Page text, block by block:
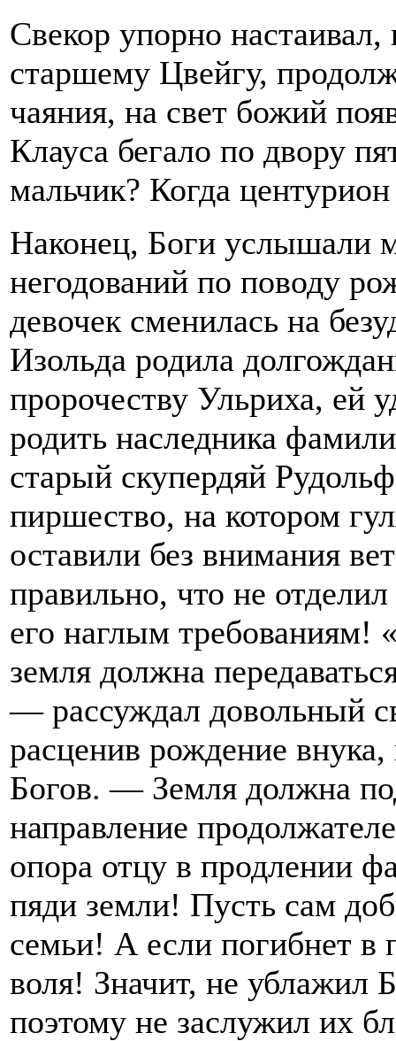
Свекор упорно
старшему Цвейгу,
чаяния, на свет божий
Клауса бегало по двору
мальчик? Когда
Наконец, Боги услышали
негодований по поводу
девочек сменилась на
Изольда родила
пророчеству Ульриха, ей
родить наследника
старый скупердяй
пиршество, на котором
оставили без внимания
правильно, что не
его наглым требованиям!
земля должна
— рассуждал довольный
расценив рождение
Богов. — Земля должна
направление
опора отцу в продлении
пяди земли! Пусть сам
семьи! А если погибнет
воля! Значит, не ублажил
поэтому не заслужил их